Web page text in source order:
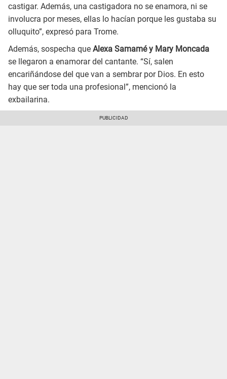
castigar. Además, una castigadora no se enamora, ni se
involucra por meses, ellas lo hacían porque les gustaba su
olluquito”, expresó para Trome.
Además, sospecha que Alexa Samamé y Mary Moncada
se llegaron a enamorar del cantante. “Sí, salen
encariñándose del que van a sembrar por Dios. En esto
hay que ser toda una profesional”, mencionó la
exbailarina.